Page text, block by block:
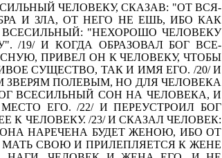
ЧЕЛОВЕКУ, СКАЗАВ: "ОТ ВСЯ­
И ЗЛА, ОТ НЕГО НЕ ЕШЬ, ИБО КАК
"НЕХОРОШО ЧЕЛОВЕ­КУ
/19/ И КОГДА ОБРАЗОВАЛ БОГ ВСЕ­
ПРИВЕЛ ОН К ЧЕЛОВЕКУ, ЧТО­БЫ
СУЩЕСТВО, ТАК И ИМЯ ЕГО. /20/ И
ПОЛЕВЫМ, НО ДЛЯ ЧЕЛО­ВЕКА
ВСЕСИЛЬНЫЙ СОН НА ЧЕ­ЛОВЕКА, И
ЕГО. /22/ И ПЕРЕУСТРОИЛ БОГ
К ЧЕЛОВЕКУ. /23/ И СКАЗАЛ ЧЕЛОВЕК:
НАРЕЧЕНА БУДЕТ ЖЕНОЮ, ИБО ОТ
СВОЮ И ПРИЛЕПЛЯЕТСЯ К ЖЕНЕ